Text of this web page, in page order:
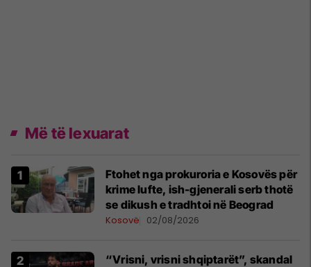
Më të lexuarat
Ftohet nga prokuroria e Kosovës për
krime lufte, ish-gjenerali serb thotë
se dikush e tradhtoi në Beograd
Kosovë 02/08/2026
“Vrisni, vrisni shqiptarët”, skandal